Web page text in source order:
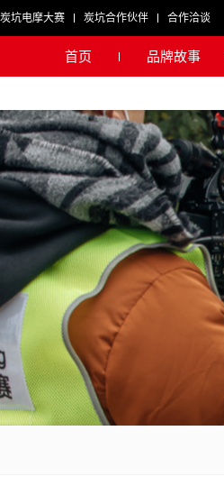
炭坑电摩大赛 炭坑合作伙伴 合作洽谈
品牌故事
首页